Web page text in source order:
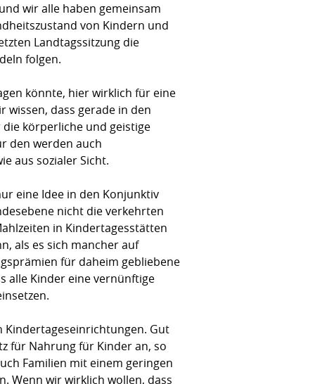
wir alle haben gemeinsam
von Kindern und
Landtagssitzung die
folgen.
könnte, hier wirklich für eine
wissen, dass gerade in den
körperliche und geistige
den werden auch
aus sozialer Sicht.
eine Idee in den Konjunktiv
nicht die verkehrten
in Kindertagesstätten
als es sich mancher auf
für daheim gebliebene
alle Kinder eine vernünftige
Kindertageseinrichtungen. Gut
für Nahrung für Kinder an, so
Familien mit einem geringen
Wenn wir wirklich wollen, dass